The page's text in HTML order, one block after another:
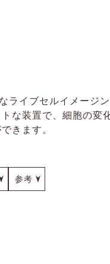
ライブセルイメージン
な装置で、細胞の変
きます。
参考